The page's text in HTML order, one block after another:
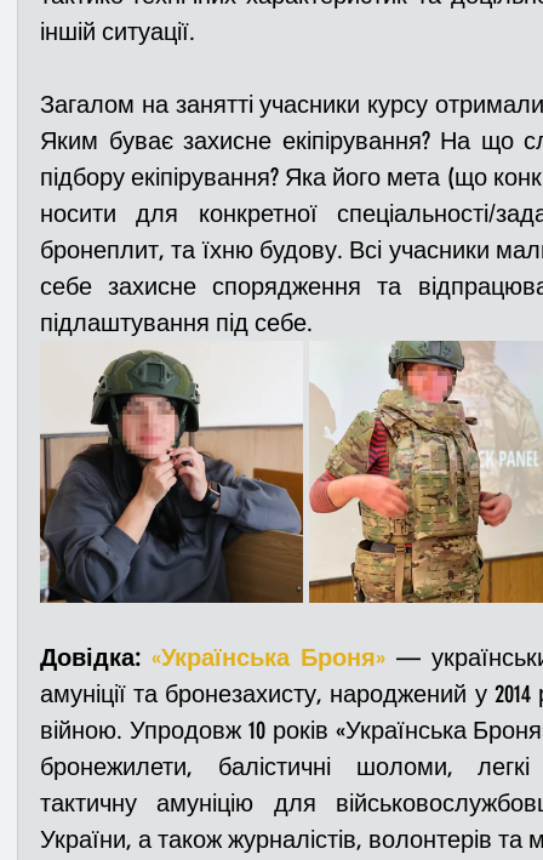
іншій ситуації.
Загалом на занятті учасники курсу отримали
Яким буває захисне екіпірування? На що
підбору екіпірування? Яка його мета (що
носити для конкретної спеціальності/
бронеплит, та їхню будову. Всі учасники
себе захисне спорядження та
підлаштування під себе.
Довідка: «Українська Броня» —
амуніції та бронезахисту, народжений у 2014
війною. Упродовж 10 років «Українська
бронежилети, балістичні шоломи,
тактичну амуніцію для
України, а також журналістів, волонтерів та